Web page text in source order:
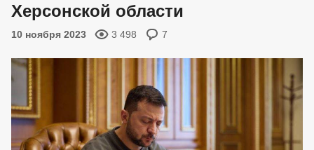
Херсонской области
10 ноября 2023 3 498 7